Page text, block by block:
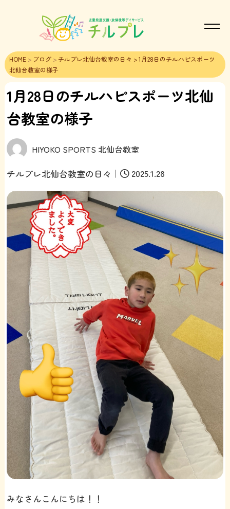
HOME> ブログ> チルプレ北仙台教室の日々 > 1月28日のチルハピスポーツ
北仙台教室の様子
1月28日のチルハピスポーツ北仙
台教室の様子
HIYOKO SPORTS 北仙台教室
チルプレ北仙台教室の日々 ｜ 2025.1.28
みなさんこんにちは！！